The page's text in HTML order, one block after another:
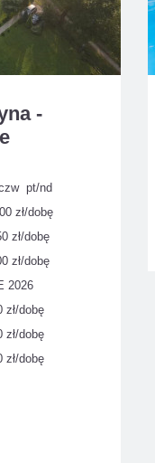
-
nd
zł/dobę
zł/dobę
zł/dobę
dobę
dobę
dobę